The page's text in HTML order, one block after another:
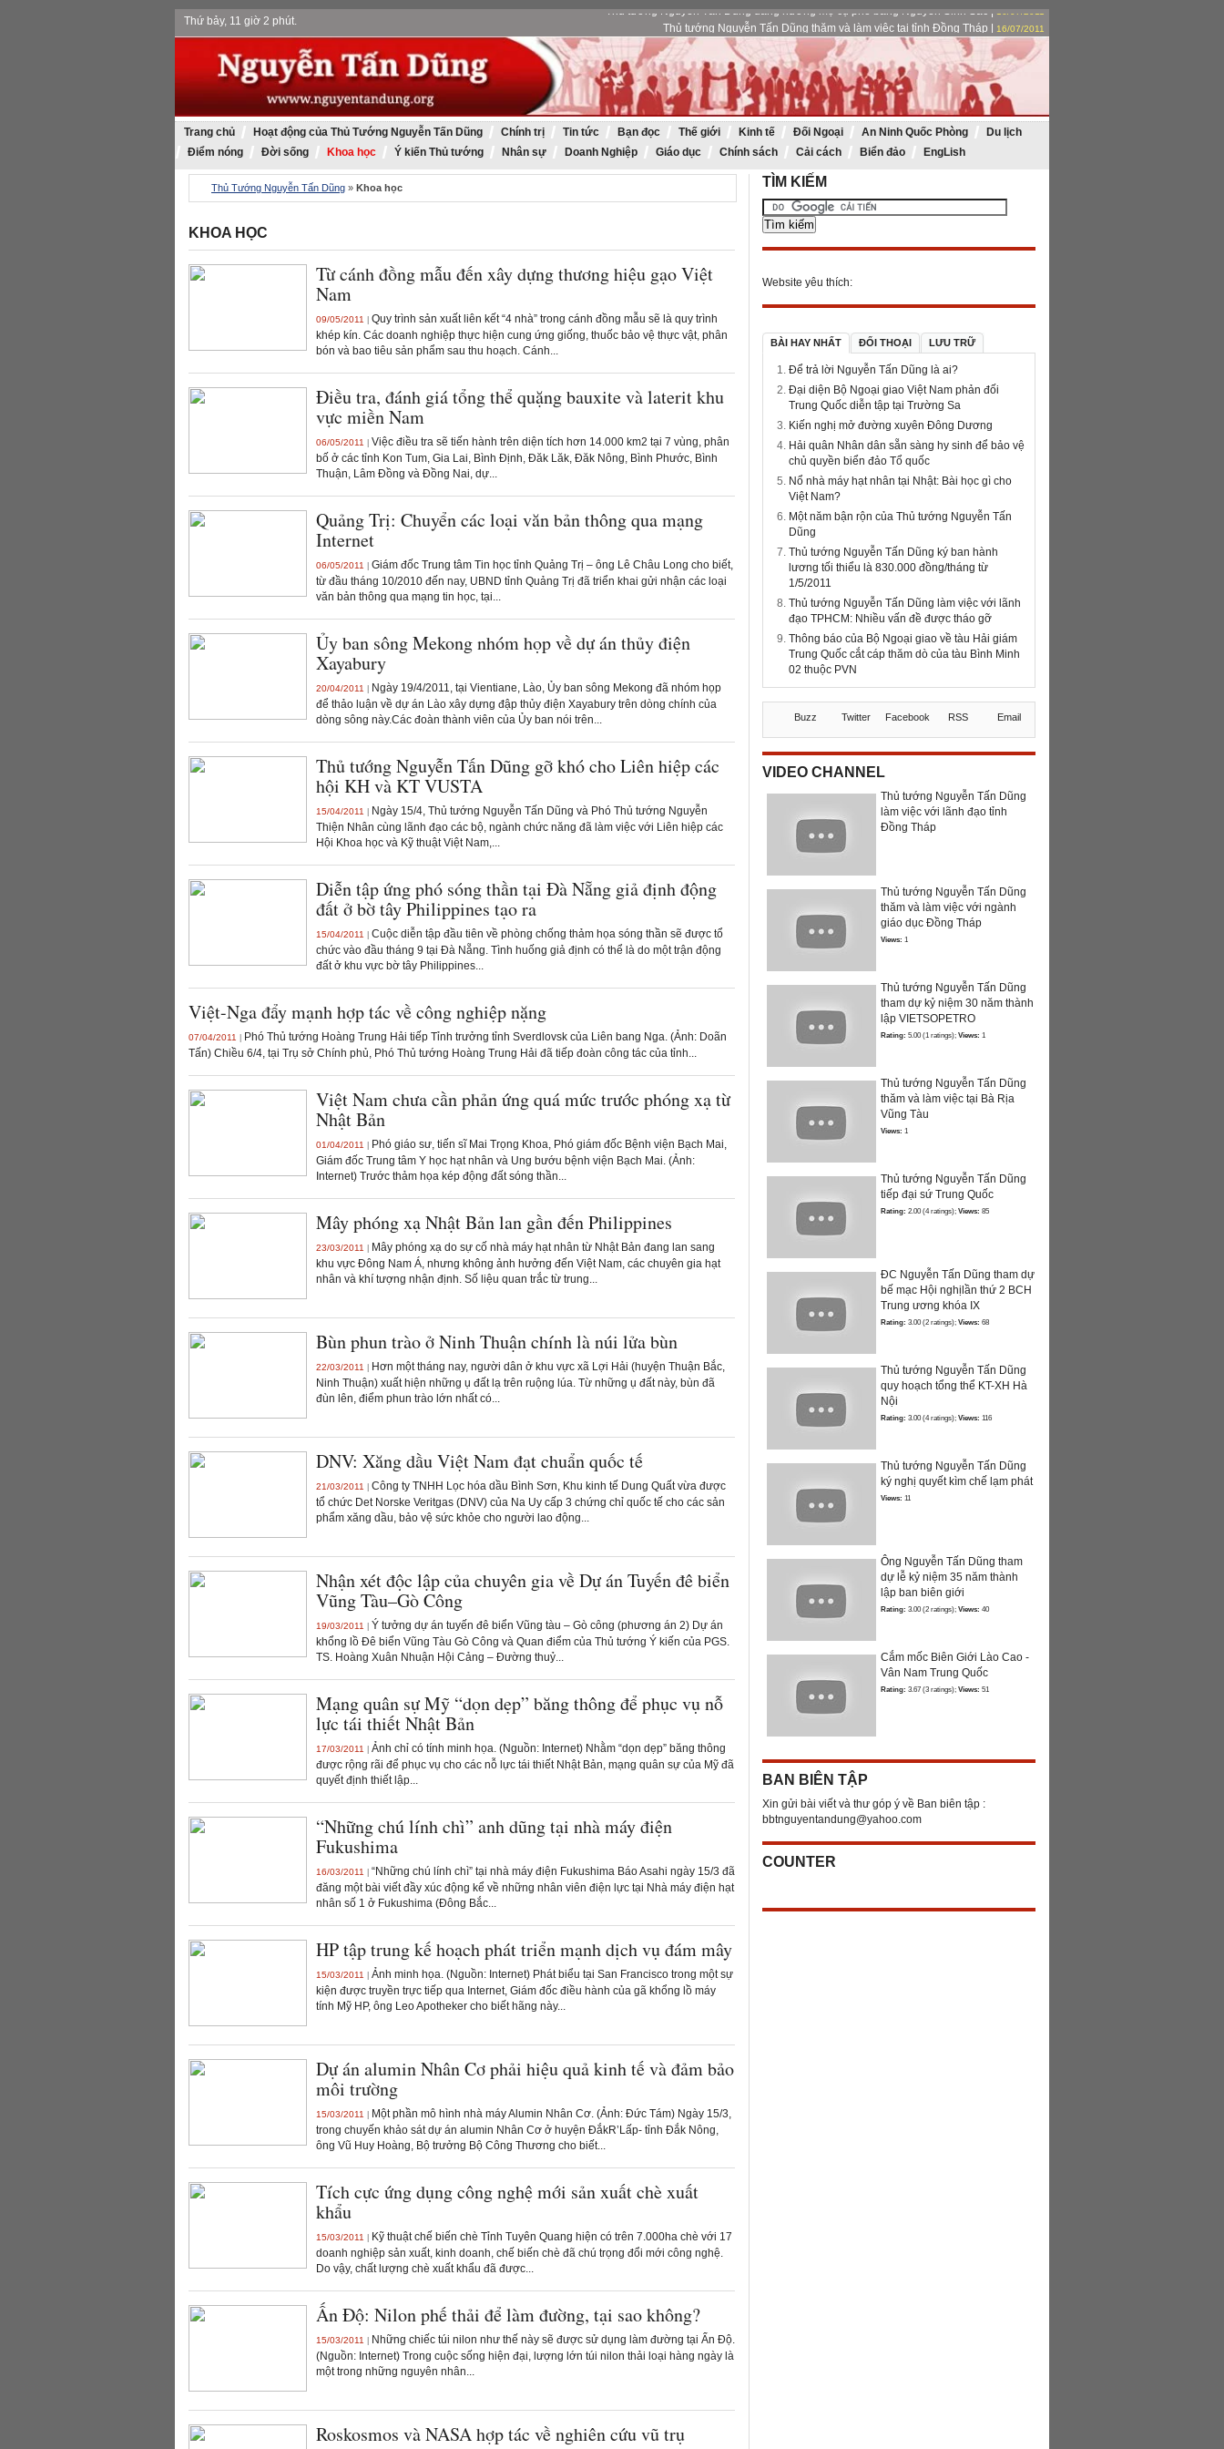
Thứ bảy, 11 giờ 2 phút. Thủ tướng Nguyễn Tấn Dũng thăm và làm việc tại tỉnh Đồng Tháp |
Thủ tướng Nguyễn Tấn Dũng: Tập đoàn Dầu khí Quốc gia VN phải làm tốt 4 nhiệm vụ trọng tâm |16/07/2011
Thủ tướng Nguyễn Tấn Dũng tham dự kỷ niệm 30 năm thành lập Vietsovpetro | 15/07/2011
Thủ tướng Nguyễn Tấn Dũng dâng hương mộ cụ phó bảng Nguyễn Sinh Sắc | 16/07/2011
Trang chủ Hoạt động của Thủ Tướng Nguyễn Tấn Dũng Chính trị Tin tức Bạn đọc Thế giới Kinh tế Đối Ngoại An Ninh Quốc Phòng
Du lịch
Điểm nóng
Đời sống Khoa học Ý kiến Thủ tướng Nhân sự Doanh Nghiệp Giáo dục Chính sách Cải cách Biển đảo EngLish
Thủ Tướng Nguyễn Tấn Dũng » Khoa học
KHOA HỌC
Từ cánh đồng mẫu đến xây dựng thương hiệu gạo Việt
Nam
09/05/2011
Quy trình sản xuất liên kết “4 nhà” trong cánh đồng mẫu sẽ là quy trình
khép kín. Các doanh nghiệp thực hiện cung ứng giống, thuốc bảo vệ thực vật, phân
bón và bao tiêu sản phẩm sau thu hoạch. Cánh...
Điều tra, đánh giá tổng thể quặng bauxite và laterit khu
vực miền Nam
06/05/2011
Việc điều tra sẽ tiến hành trên diện tích hơn 14.000 km2 tại 7 vùng, phân
bố ở các tỉnh Kon Tum, Gia Lai, Bình Định, Đăk Lăk, Đăk Nông, Bình Phước, Bình
Thuận, Lâm Đồng và Đồng Nai, dự...
Quảng Trị: Chuyển các loại văn bản thông qua mạng
Internet
06/05/2011
Giám đốc Trung tâm Tin học tỉnh Quảng Trị – ông Lê Châu Long cho biết,
từ đầu tháng 10/2010 đến nay, UBND tỉnh Quảng Trị đã triển khai gửi nhận các loại
văn bản thông qua mạng tin học, tại...
Ủy ban sông Mekong nhóm họp về dự án thủy điện
Xayabury
20/04/2011
Ngày 19/4/2011, tại Vientiane, Lào, Ủy ban sông Mekong đã nhóm họp
để thảo luận về dự án Lào xây dựng đập thủy điện Xayabury trên dòng chính của
dòng sông này.Các đoàn thành viên của Ủy ban nói trên...
Thủ tướng Nguyễn Tấn Dũng gỡ khó cho Liên hiệp các
hội KH và KT VUSTA
15/04/2011
Ngày 15/4, Thủ tướng Nguyễn Tấn Dũng và Phó Thủ tướng Nguyễn
Thiện Nhân cùng lãnh đạo các bộ, ngành chức năng đã làm việc với Liên hiệp các
Hội Khoa học và Kỹ thuật Việt Nam,...
Diễn tập ứng phó sóng thần tại Đà Nẵng giả định động
đất ở bờ tây Philippines tạo ra
15/04/2011
Cuộc diễn tập đầu tiên về phòng chống thảm họa sóng thần sẽ được tổ
chức vào đầu tháng 9 tại Đà Nẵng. Tình huống giả định có thể là do một trận động
đất ở khu vực bờ tây Philippines...
Việt-Nga đẩy mạnh hợp tác về công nghiệp nặng
07/04/2011
Phó Thủ tướng Hoàng Trung Hải tiếp Tỉnh trưởng tỉnh Sverdlovsk của Liên bang Nga. (Ảnh: Doãn
Tấn) Chiều 6/4, tại Trụ sở Chính phủ, Phó Thủ tướng Hoàng Trung Hải đã tiếp đoàn công tác của tỉnh...
Việt Nam chưa cần phản ứng quá mức trước phóng xạ từ
Nhật Bản
01/04/2011
Phó giáo sư, tiến sĩ Mai Trọng Khoa, Phó giám đốc Bệnh viện Bạch Mai,
Giám đốc Trung tâm Y học hạt nhân và Ung bướu bệnh viện Bạch Mai. (Ảnh:
Internet) Trước thảm họa kép động đất sóng thần...
Mây phóng xạ Nhật Bản lan gần đến Philippines
23/03/2011
Mây phóng xạ do sự cố nhà máy hạt nhân từ Nhật Bản đang lan sang
khu vực Đông Nam Á, nhưng không ảnh hưởng đến Việt Nam, các chuyên gia hạt
nhân và khí tượng nhận định. Số liệu quan trắc từ trung...
Bùn phun trào ở Ninh Thuận chính là núi lửa bùn
22/03/2011
Hơn một tháng nay, người dân ở khu vực xã Lợi Hải (huyện Thuận Bắc,
Ninh Thuận) xuất hiện những ụ đất lạ trên ruộng lúa. Từ những ụ đất này, bùn đã
đùn lên, điểm phun trào lớn nhất có...
DNV: Xăng dầu Việt Nam đạt chuẩn quốc tế
21/03/2011
Công ty TNHH Lọc hóa dầu Bình Sơn, Khu kinh tế Dung Quất vừa được
tổ chức Det Norske Veritgas (DNV) của Na Uy cấp 3 chứng chỉ quốc tế cho các sản
phẩm xăng dầu, bảo vệ sức khỏe cho người lao động...
Nhận xét độc lập của chuyên gia về Dự án Tuyến đê biển
Vũng Tàu–Gò Công
19/03/2011
Ý tưởng dự án tuyến đê biển Vũng tàu – Gò công (phương án 2) Dự án
khổng lồ Đê biển Vũng Tàu Gò Công và Quan điểm của Thủ tướng Ý kiến của PGS.
TS. Hoàng Xuân Nhuận Hội Cảng – Đường thuỷ...
Mạng quân sự Mỹ “dọn dẹp” băng thông để phục vụ nỗ
lực tái thiết Nhật Bản
17/03/2011
Ảnh chỉ có tính minh họa. (Nguồn: Internet) Nhằm “dọn dẹp” băng thông
được rộng rãi để phục vụ cho các nỗ lực tái thiết Nhật Bản, mạng quân sự của Mỹ đã
quyết định thiết lập...
“Những chú lính chì” anh dũng tại nhà máy điện
Fukushima
16/03/2011
“Những chú lính chì” tại nhà máy điện Fukushima Báo Asahi ngày 15/3 đã
đăng một bài viết đầy xúc động kể về những nhân viên điện lực tại Nhà máy điện hạt
nhân số 1 ở Fukushima (Đông Bắc...
HP tập trung kế hoạch phát triển mạnh dịch vụ đám mây
15/03/2011
Ảnh minh họa. (Nguồn: Internet) Phát biểu tại San Francisco trong một sự
kiện được truyền trực tiếp qua Internet, Giám đốc điều hành của gã khổng lồ máy
tính Mỹ HP, ông Leo Apotheker cho biết hãng này...
Dự án alumin Nhân Cơ phải hiệu quả kinh tế và đảm bảo
môi trường
15/03/2011
Một phần mô hình nhà máy Alumin Nhân Cơ. (Ảnh: Đức Tám) Ngày 15/3,
trong chuyến khảo sát dự án alumin Nhân Cơ ở huyện ĐắkR’Lấp- tỉnh Đắk Nông,
ông Vũ Huy Hoàng, Bộ trưởng Bộ Công Thương cho biết...
Tích cực ứng dụng công nghệ mới sản xuất chè xuất
khẩu
15/03/2011
Kỹ thuật chế biến chè Tỉnh Tuyên Quang hiện có trên 7.000ha chè với 17
doanh nghiệp sản xuất, kinh doanh, chế biến chè đã chú trọng đổi mới công nghệ.
Do vậy, chất lượng chè xuất khẩu đã được...
Ấn Độ: Nilon phế thải để làm đường, tại sao không?
15/03/2011
Những chiếc túi nilon như thế này sẽ được sử dụng làm đường tại Ấn Độ.
(Nguồn: Internet) Trong cuộc sống hiện đại, lượng lớn túi nilon thải loại hàng ngày là
một trong những nguyên nhân...
Roskosmos và NASA hợp tác về nghiên cứu vũ trụ
TÌM KIẾM
Website yêu thích:
BÀI HAY NHẤT ĐỐI THOẠI LƯU TRỮ
Để trả lời Nguyễn Tấn Dũng là ai?
Đại diện Bộ Ngoại giao Việt Nam phản đối
Trung Quốc diễn tập tại Trường Sa
Kiến nghị mở đường xuyên Đông Dương
Hải quân Nhân dân sẵn sàng hy sinh để bảo vệ
chủ quyền biển đảo Tổ quốc
Nổ nhà máy hạt nhân tại Nhật: Bài học gì cho
Việt Nam?
Một năm bận rộn của Thủ tướng Nguyễn Tấn
Dũng
Thủ tướng Nguyễn Tấn Dũng ký ban hành
lương tối thiểu là 830.000 đồng/tháng từ
1/5/2011
Thủ tướng Nguyễn Tấn Dũng làm việc với lãnh
đạo TPHCM: Nhiều vấn đề được tháo gỡ
Thông báo của Bộ Ngoại giao về tàu Hải giám
Trung Quốc cắt cáp thăm dò của tàu Bình Minh
02 thuộc PVN
Buzz Twitter Facebook RSS Email
VIDEO CHANNEL
Thủ tướng Nguyễn Tấn Dũng
làm việc với lãnh đạo tỉnh
Đồng Tháp
Thủ tướng Nguyễn Tấn Dũng
thăm và làm việc với ngành
giáo dục Đồng Tháp
Views: 1
Thủ tướng Nguyễn Tấn Dũng
tham dự kỷ niệm 30 năm thành
lập VIETSOPETRO
Rating: 5.00 (1 ratings); Views: 1
Thủ tướng Nguyễn Tấn Dũng
thăm và làm việc tại Bà Rịa
Vũng Tàu
Views: 1
Thủ tướng Nguyễn Tấn Dũng
tiếp đại sứ Trung Quốc
Rating: 2.00 (4 ratings); Views: 85
ĐC Nguyễn Tấn Dũng tham dự
bế mạc Hội nghịlần thứ 2 BCH
Trung ương khóa IX
Rating: 3.00 (2 ratings); Views: 68
Thủ tướng Nguyễn Tấn Dũng
quy hoạch tổng thể KT-XH Hà
Nội
Rating: 3.00 (4 ratings); Views: 116
Thủ tướng Nguyễn Tấn Dũng
ký nghị quyết kìm chế lạm phát
Views: 11
Ông Nguyễn Tấn Dũng tham
dự lễ kỷ niệm 35 năm thành
lập ban biên giới
Rating: 3.00 (2 ratings); Views: 40
Cắm mốc Biên Giới Lào Cao -
Vân Nam Trung Quốc
Rating: 3.67 (3 ratings); Views: 51
BAN BIÊN TẬP
Xin gửi bài viết và thư góp ý về Ban biên tập :
bbtnguyentandung@yahoo.com
COUNTER